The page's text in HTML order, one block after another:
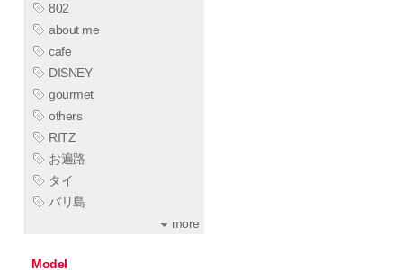
802
about me
cafe
DISNEY
gourmet
others
RITZ
お遍路
タイ
バリ島
more
Model